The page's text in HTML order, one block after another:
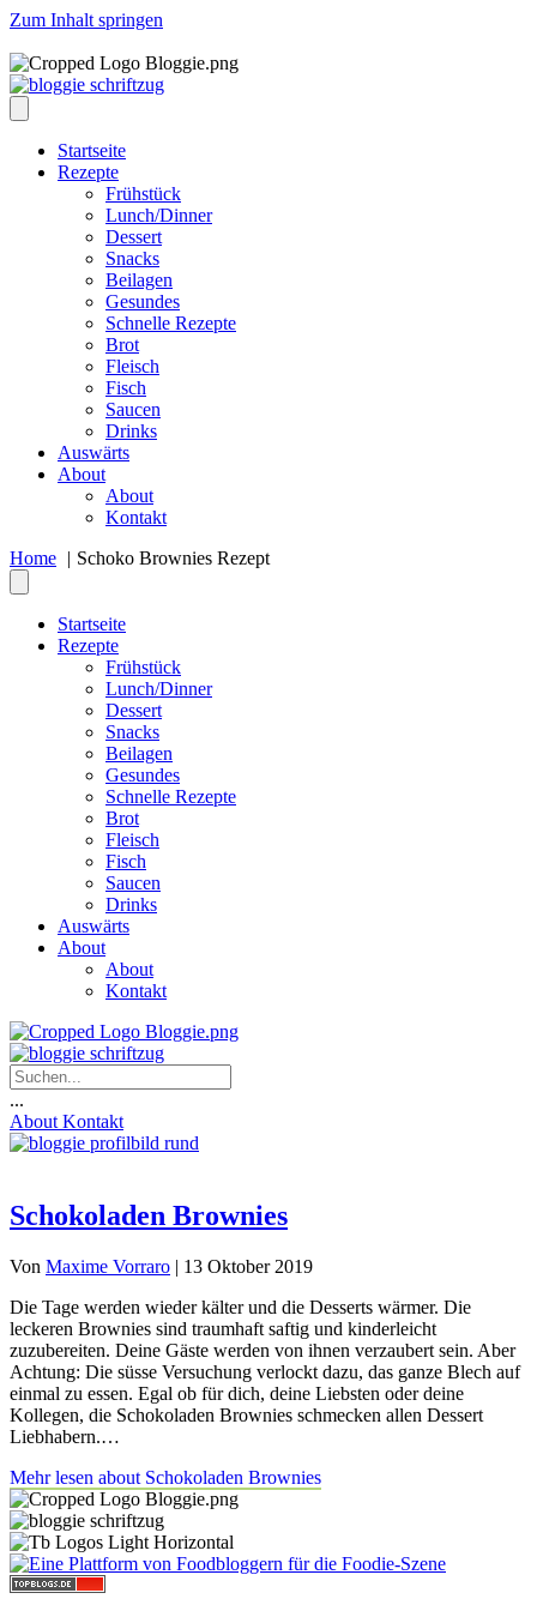
Zum Inhalt springen
Startseite
Rezepte
Frühstück
Lunch/Dinner
Dessert
Snacks
Beilagen
Gesundes
Schnelle Rezepte
Brot
Fleisch
Fisch
Saucen
Drinks
Auswärts
About
About
Kontakt
Home
Schoko Brownies Rezept
Startseite
Rezepte
Frühstück
Lunch/Dinner
Dessert
Snacks
Beilagen
Gesundes
Schnelle Rezepte
Brot
Fleisch
Fisch
Saucen
Drinks
Auswärts
About
About
Kontakt
...
About Kontakt
Schokoladen Brownies
Von Maxime Vorraro | 13 Oktober 2019
Die Tage werden wieder kälter und die Desserts wärmer. Die
leckeren Brownies sind traumhaft saftig und kinderleicht
zuzubereiten. Deine Gäste werden von ihnen verzaubert sein. Aber
Achtung: Die süsse Versuchung verlockt dazu, das ganze Blech auf
einmal zu essen. Egal ob für dich, deine Liebsten oder deine
Kollegen, die Schokoladen Brownies schmecken allen Dessert
Liebhabern.…
Mehr lesen about Schokoladen Brownies